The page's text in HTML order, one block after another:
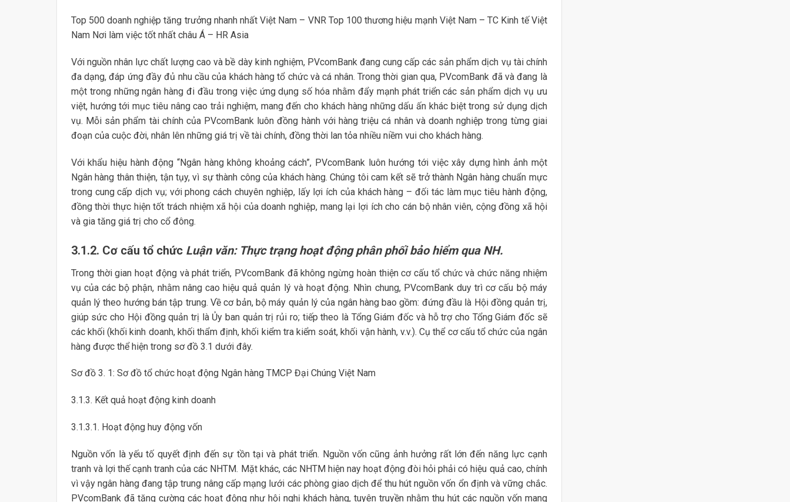
Top 500 doanh nghiệp tăng trưởng nhanh nhất Việt Nam – VNR Top 100 thương hiệu mạnh Việt Nam – TC Kinh tế Việt
Nam Nơi làm việc tốt nhất châu Á – HR Asia
Với nguồn nhân lực chất lượng cao và bề dày kinh nghiệm, PVcomBank đang cung cấp các sản phẩm dịch vụ tài chính
đa dạng, đáp ứng đầy đủ nhu cầu của khách hàng tổ chức và cá nhân. Trong thời gian qua, PVcomBank đã và đang là
một trong những ngân hàng đi đầu trong việc ứng dụng số hóa nhằm đẩy mạnh phát triển các sản phẩm dịch vụ ưu
việt, hướng tới mục tiêu nâng cao trải nghiệm, mang đến cho khách hàng những dấu ấn khác biệt trong sử dụng dịch
vụ. Mỗi sản phẩm tài chính của PVcomBank luôn đồng hành với hàng triệu cá nhân và doanh nghiệp trong từng giai
đoạn của cuộc đời, nhân lên những giá trị về tài chính, đồng thời lan tỏa nhiều niềm vui cho khách hàng.
Với khẩu hiệu hành động “Ngân hàng không khoảng cách”, PVcomBank luôn hướng tới việc xây dựng hình ảnh một
Ngân hàng thân thiện, tận tụy, vì sự thành công của khách hàng. Chúng tôi cam kết sẽ trở thành Ngân hàng chuẩn mực
trong cung cấp dịch vụ; với phong cách chuyên nghiệp, lấy lợi ích của khách hàng – đối tác làm mục tiêu hành động,
đồng thời thực hiện tốt trách nhiệm xã hội của doanh nghiệp, mang lại lợi ích cho cán bộ nhân viên, cộng đồng xã hội
và gia tăng giá trị cho cổ đông.
3.1.2. Cơ cấu tổ chức Luận văn: Thực trạng hoạt động phân phối bảo hiểm qua NH.
Trong thời gian hoạt động và phát triển, PVcomBank đã không ngừng hoàn thiện cơ cấu tổ chức và chức năng nhiệm
vụ của các bộ phận, nhằm nâng cao hiệu quả quản lý và hoạt động. Nhìn chung, PVcomBank duy trì cơ cấu bộ máy
quản lý theo hướng bán tập trung. Về cơ bản, bộ máy quản lý của ngân hàng bao gồm: đứng đầu là Hội đồng quản trị,
giúp sức cho Hội đồng quản trị là Ủy ban quản trị rủi ro; tiếp theo là Tổng Giám đốc và hỗ trợ cho Tổng Giám đốc sẽ
các khối (khối kinh doanh, khối thẩm định, khối kiểm tra kiểm soát, khối vận hành, v.v.). Cụ thể cơ cấu tổ chức của ngân
hàng được thể hiện trong sơ đồ 3.1 dưới đây.
Sơ đồ 3. 1: Sơ đồ tổ chức hoạt động Ngân hàng TMCP Đại Chúng Việt Nam
3.1.3. Kết quả hoạt động kinh doanh
3.1.3.1. Hoạt động huy động vốn
Nguồn vốn là yếu tố quyết định đến sự tồn tại và phát triển. Nguồn vốn cũng ảnh hưởng rất lớn đến năng lực cạnh
tranh và lợi thế cạnh tranh của các NHTM. Mặt khác, các NHTM hiện nay hoạt động đòi hỏi phải có hiệu quả cao, chính
vì vậy ngân hàng đang tập trung nâng cấp mạng lưới các phòng giao dịch để thu hút nguồn vốn ổn định và vững chắc.
PVcomBank đã tăng cường các hoạt động như hội nghị khách hàng, tuyên truyền nhằm thu hút các nguồn vốn mang